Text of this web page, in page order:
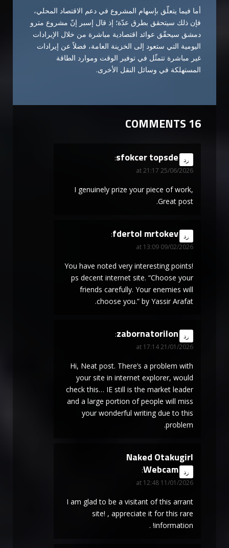
أما فيما يتعلّق بإسهام المشروع في دعم الاقتصاد المحلي،
فإن ذلك سيتحقق بطرق عدّة؛ إذ قال إسبر إنّ مشروع مترو
دمشق سيحقّق عوائد اقتصادية مباشرة من خلال الإيرادات
اليومية التي ستعود إلى الخزينة العامة، فضلاً عن إيرادات
غير مباشرة تتمثّل في توفير الوقت وموارد الطاقة
المستهلكة في وسائل النقل الأخرى.
16 COMMENTS
sfokcer topsde
says:
25/06/2026 at 21:17
رد
I genuinely prize your piece of work,
Great post.
fdertol mrtokev
says:
09/02/2026 at 13:09
رد
You have noted very interesting points!
ps decent internet site. “Choose your
friends carefully. Your enemies will
choose you.” by Yassir Arafat.
zabornatorilon
says:
21/01/2026 at 17:14
رد
Hi, Neat post. There’s a problem with
your site in internet explorer, would
check this… IE still is the market leader
and a large portion of people will miss
your wonderful writing due to this
problem.
Naked Otakugirl
Webcam
says:
11/01/2026 at 12:48
رد
I am glad to be a visitant of this arrant
site! , appreciate it for this rare
information! .